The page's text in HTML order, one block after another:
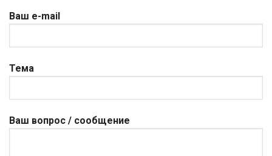
Ваш e-mail
Тема
Ваш вопрос / сообщение